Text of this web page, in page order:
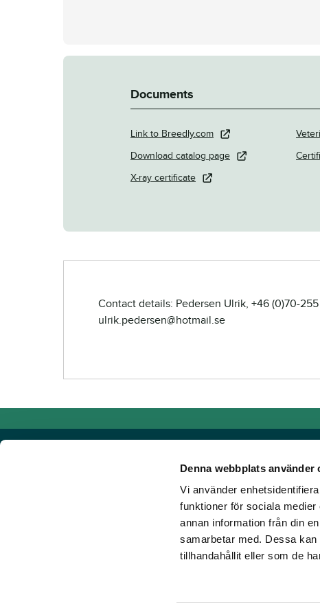
Denna webbplats använder
Vi använder
funktioner för sociala
annan information från din
samarbetar med. Dessa
tillhandahållit eller som de
Documents
Link to Breedly.com
Download catalog page
X-ray certificate
Contact details: Pedersen Ulrik, +46 (0)70-
ulrik.pedersen@hotmail.se
Powered by TR Media
TR Media has Sweden's leading brands for those who love
Since our inception in 1932, when the magazine Travronden